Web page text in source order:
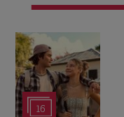
16